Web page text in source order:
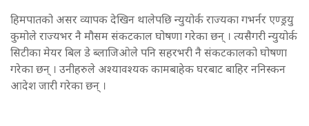
हिमपातको असर व्यापक देखिन थालेपछि न्युयोर्क राज्यका गभर्नर एण्ड्रयु
कुमोले राज्यभर नै मौसम संकटकाल घोषणा गरेका छन् । त्यसैगरी न्युयोर्क
सिटीका मेयर बिल डे ब्लाजिओले पनि सहरभरी नै संकटकालको घोषणा
गरेका छन् । उनीहरुले अश्यावश्यक कामबाहेक घरबाट बाहिर ननिस्कन
आदेश जारी गरेका छन् ।